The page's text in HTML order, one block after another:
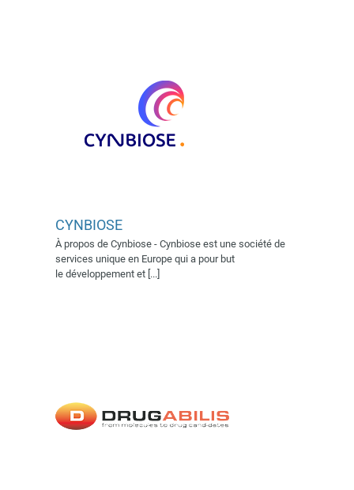
CYNBIOSE
À propos de Cynbiose - Cynbiose est une société de
services unique en Europe qui a pour but
le développement et [...]
Drugabilis
Exposant 2022 Exposant 2023
Exposant 2024
Exposant 2025
Village AFSSI 2022
Village
AFSSI 2023
Village AFSSI 2024